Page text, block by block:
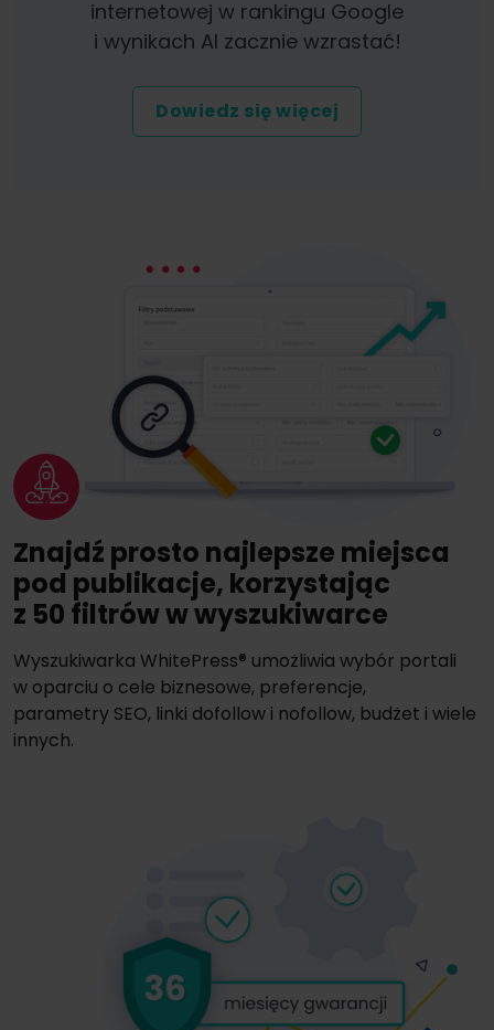
internetowej w rankingu Google
i wynikach AI zacznie wzrastać!
Dowiedz się więcej
Znajdź prosto najlepsze miejsca
pod publikacje, korzystając
z 50 filtrów w wyszukiwarce
Wyszukiwarka WhitePress® umożliwia wybór portali
w oparciu o cele biznesowe, preferencje,
parametry SEO, linki dofollow i nofollow, budżet i wiele
innych.